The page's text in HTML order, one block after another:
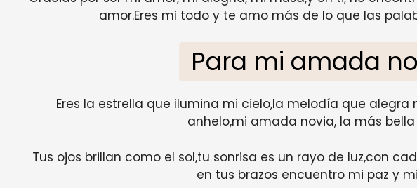
amor.Eres mi todo y te amo más de lo que las
Para mi amada
Eres la estrella que ilumina mi cielo,la melodía que alegra
anhelo,mi amada novia, la más
Tus ojos brillan como el sol,tu sonrisa es un rayo de luz,con
en tus brazos encuentro mi paz y